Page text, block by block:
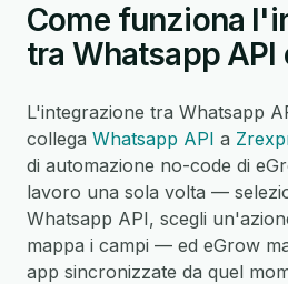
Come funziona
tra Whatsapp API
L'integrazione tra Whatsapp
collega Whatsapp API a
di automazione no-code di
lavoro una sola volta —
Whatsapp API, scegli
mappa i campi — ed eGrow
app sincronizzate da quel